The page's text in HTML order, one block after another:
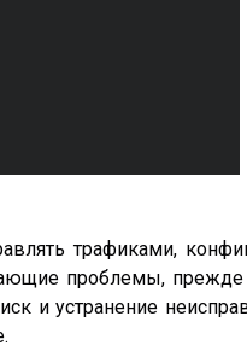
трафиками,
проблемы,
и устранение